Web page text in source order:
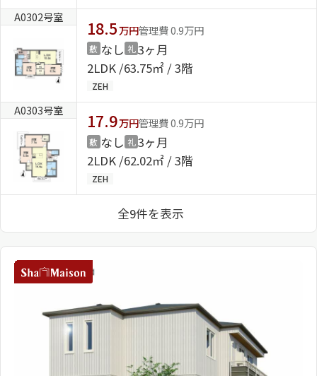
A0302号室
18.5万円管理費 0.9万円
敷 なし 礼 3ヶ月
2LDK 63.75㎡ / 3階
ZEH
A0303号室
17.9万円管理費 0.9万円
敷 なし 礼 3ヶ月
2LDK 62.02㎡ / 3階
ZEH
全9件を表示